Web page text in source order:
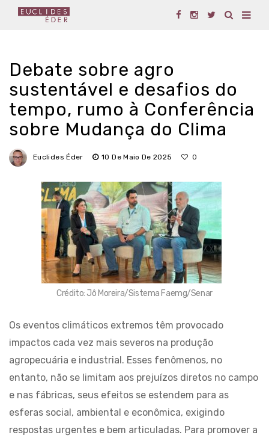
Debate sobre agro
sustentável e desafios do
tempo, rumo à Conferência
sobre Mudança do Clima
Euclides Éder 10 De Maio De 2025 0
Crédito: Jô Moreira/Sistema Faemg/Senar
Os eventos climáticos extremos têm provocado
impactos cada vez mais severos na produção
agropecuária e industrial. Esses fenômenos, no
entanto, não se limitam aos prejuízos diretos no campo
e nas fábricas, seus efeitos se estendem para as
esferas social, ambiental e econômica, exigindo
respostas urgentes e bem articuladas. Para promover a